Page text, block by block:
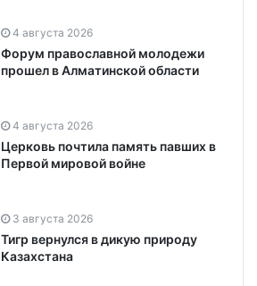
4 августа 2026
Форум православной молодежи
прошел в Алматинской области
4 августа 2026
Церковь почтила память павших в
Первой мировой войне
3 августа 2026
Тигр вернулся в дикую природу
Казахстана